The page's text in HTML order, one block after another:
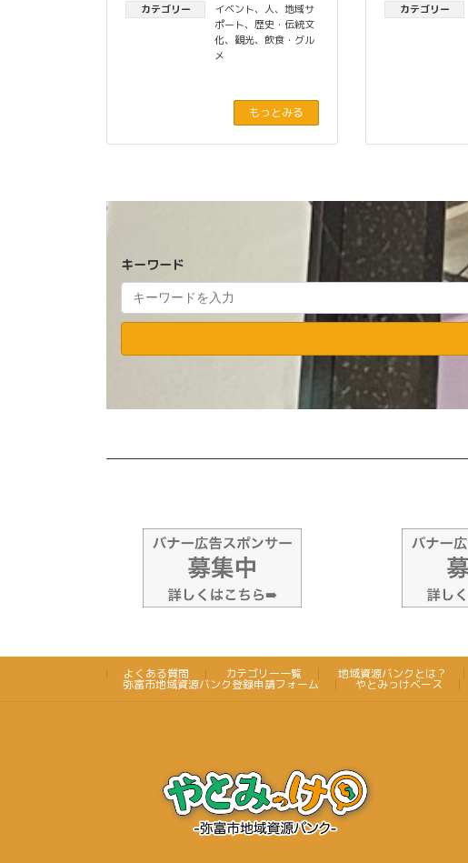
カテゴリー イベント、 人、 地域サ
ポート、 歴史・伝統文
化、 観光、 飲食・グル
メ
もっとみる
カテゴリー
キーワード
よくある質問 カテゴリー一覧 地域資源バンクとは？
弥富市地域資源バンク登録申請フォーム やとみっけベース